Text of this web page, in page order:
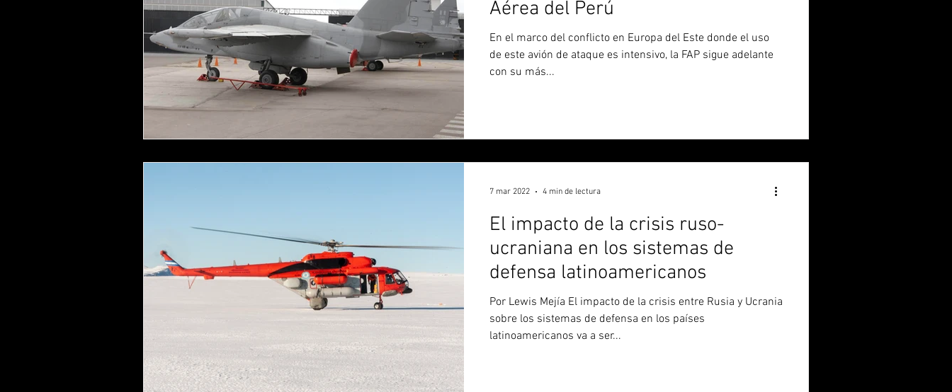
Aérea del Perú
En el marco del conflicto en Europa del Este donde el uso
de este avión de ataque es intensivo, la FAP sigue adelante
con su más...
El impacto de la crisis ruso-
ucraniana en los sistemas de
defensa latinoamericanos
Por Lewis Mejía El impacto de la crisis entre Rusia y Ucrania
sobre los sistemas de defensa en los países
latinoamericanos va a ser...
7 mar 2022 4 min de lectura